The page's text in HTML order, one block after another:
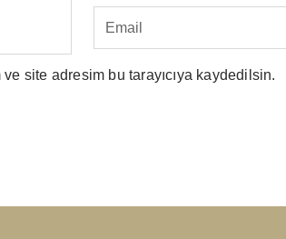
site adresim bu tarayıcıya kaydedilsin.